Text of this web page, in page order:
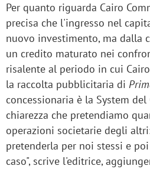
Per quanto riguarda Cairo
precisa che l'ingresso nel
nuovo investimento, ma dalla
un credito maturato nei
risalente al periodo in cui
la raccolta pubblicitaria di
concessionaria è la System del
chiarezza che pretendiamo
operazioni societarie degli
pretenderla per noi stessi e
caso", scrive l'editrice,